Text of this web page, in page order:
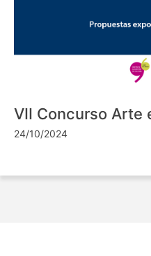
VII Concurso Arte
24/10/2024